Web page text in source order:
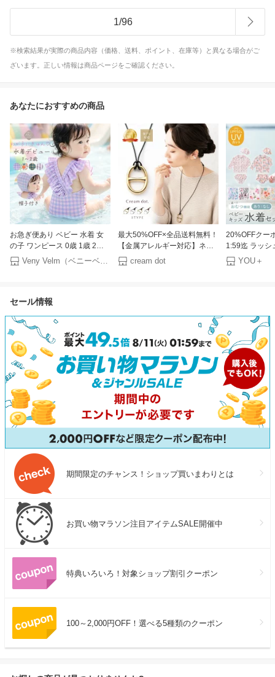
1/96
※検索結果が実際の商品内容（価格、送料、ポイント、在庫等）と異なる場合がご
ざいます。正しい情報は商品ページをご確認ください。
あなたにおすすめの商品
お急ぎ便あり ベビー 水着 女
の子 ワンピース 0歳 1歳 2歳 3
歳 4歳 プール 水遊び ベビース
イミング フリル 背中あき 帽
オレンジ 海 ビーチ ロンパー
Veny Velm（ベニーベルム）
最大50%OFF×全品送料無料！
【金属アレルギー対応】ネッ
クレス ロングネックレス ニッ
ケルフリー 18kコーティング
cream dot
20%OFFクー
1:59迄 ラッシ
パンツ セット
水着 長袖 帽
水着 regalo
YOU＋
セール情報
期間限定のチャンス！ショップ買いまわりとは
お買い物マラソン注目アイテムSALE開催中
特典いろいろ！対象ショップ割引クーポン
100～2,000円OFF！選べる5種類のクーポン